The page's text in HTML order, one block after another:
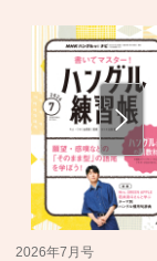
2026年7月号